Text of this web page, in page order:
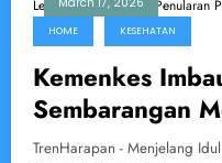
HOME KESEHATAN
Kemenkes
Sembarangan
Lebaran untuk
TrenHarapan - Menjelang